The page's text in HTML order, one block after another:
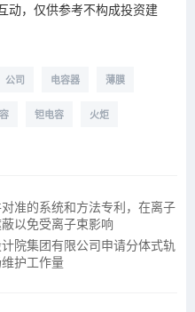
动，仅供参考不构成投资建
公司 电容器 薄膜
钽电容 火炬
准的系统和方法专利，在离子
以免受离子束影响
院集团有限公司申请分体式轨
护工作量